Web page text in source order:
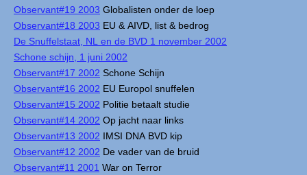
Observant#19 2003 Globalisten onder de loep
Observant#18 2003 EU & AIVD, list & bedrog
De Snuffelstaat, NL en de BVD 1 november 2002
Schone schijn, 1 juni 2002
Observant#17 2002 Schone Schijn
Observant#16 2002 EU Europol snuffelen
Observant#15 2002 Politie betaalt studie
Observant#14 2002 Op jacht naar links
Observant#13 2002 IMSI DNA BVD kip
Observant#12 2002 De vader van de bruid
Observant#11 2001 War on Terror